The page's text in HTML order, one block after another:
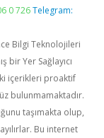
0 726 Telegram:
Bilgi Teknolojileri
bir Yer Sağlayıcı
içerikleri proaktif
bulunmamaktadır.
taşımakta olup,
Bu internet